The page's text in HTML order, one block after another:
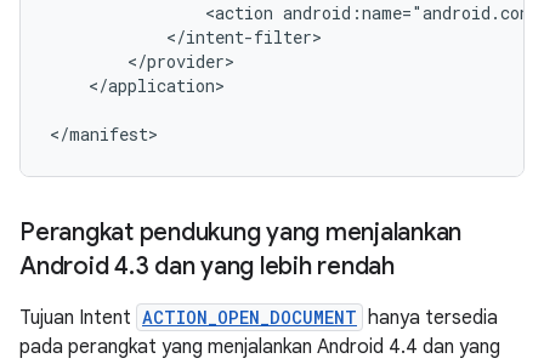
<action
</application>
</manifest>
Perangkat pendukung yang menjalankan
Android 4.3 dan yang lebih rendah
Tujuan Intent ACTION_OPEN_DOCUMENT hanya tersedia
pada perangkat yang menjalankan Android 4.4 dan yang